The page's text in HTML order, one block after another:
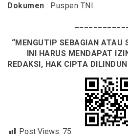
Dokumen : Puspen TNI.
“MENGUTIP SEBAGIAN ATAU
INI HARUS MENDAPAT
REDAKSI, HAK CIPTA
Post Views: 75